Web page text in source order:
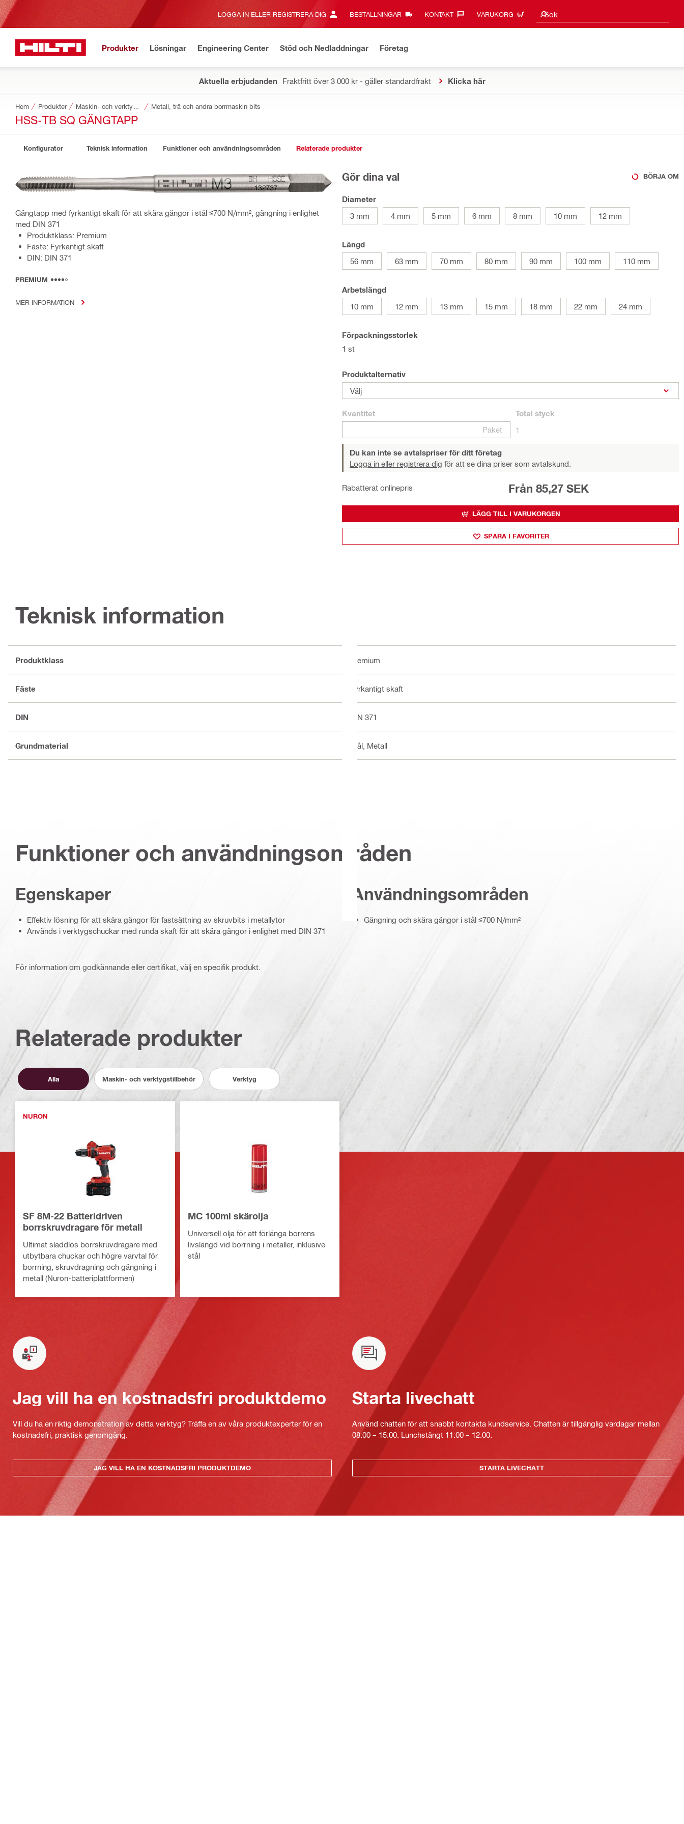
LOGGA IN ELLER REGISTRERA DIG BESTÄLLNINGAR KONTAKT‎ VARUKORG Sök
Sökförslag
Produkter Lösningar Engineering Center Stöd och Nedladdningar Företag
Aktuella erbjudanden Fraktfritt över 3 000 kr - gäller standardfrakt Klicka här
Hem Produkter Metall, trä och andra borrmaskin bits
HSS-TB SQ GÄNGTAPP
Konfigurator Teknisk information Funktioner och användningsområden Relaterade produkter
Gängtapp med fyrkantigt skaft för att skära gängor i stål ≤700 N/mm², gängning i enlighet
med DIN 371
Produktklass: Premium
Fäste: Fyrkantigt skaft
DIN: DIN 371
PREMIUM
MER INFORMATION
Gör dina val BÖRJA OM
Diameter
3 mm
4 mm 5 mm 6 mm 8 mm 10 mm 12 mm
Längd
56 mm
63 mm 70 mm 80 mm 90 mm 100 mm 110 mm
Arbetslängd
10 mm
12 mm 13 mm 15 mm 18 mm 22 mm 24 mm
Förpackningsstorlek
1 st
Produktalternativ
Välj
Kvantitet
Paket
Total styck
1
Du kan inte se avtalspriser för ditt företag
Logga in eller registrera dig för att se dina priser som avtalskund.
Rabatterat onlinepris Från 85,27 SEK
LÄGG TILL I VARUKORGEN
SPARA I FAVORITER
Teknisk information
Produktklass Premium
Fäste Fyrkantigt skaft
DIN DIN 371
Grundmaterial Stål, Metall
Funktioner och användningsområden
Egenskaper
Effektiv lösning för att skära gängor för fastsättning av skruvbits i metallytor
Används i verktygschuckar med runda skaft för att skära gängor i enlighet med DIN 371
Användningsområden
Gängning och skära gängor i stål ≤700 N/mm²
För information om godkännande eller certifikat, välj en specifik produkt.
Relaterade produkter
Alla Maskin- och verktygstillbehör Verktyg
NURON
SF 8M-22 Batteridriven
borrskruvdragare för metall
Ultimat sladdlös borrskruvdragare med
utbytbara chuckar och högre varvtal för
borrning, skruvdragning och gängning i
metall (Nuron-batteriplattformen)
MC 100ml skärolja
Universell olja för att förlänga borrens
livslängd vid borrning i metaller, inklusive
stål
Jag vill ha en kostnadsfri produktdemo
Vill du ha en riktig demonstration av detta verktyg? Träffa en av våra produktexperter för en
kostnadsfri, praktisk genomgång.
JAG VILL HA EN KOSTNADSFRI PRODUKTDEMO
Starta livechatt
Använd chatten för att snabbt kontakta kundservice. Chatten är tillgänglig vardagar mellan
08:00 – 15:00. Lunchstängt 11:00 – 12.00.
STARTA LIVECHATT